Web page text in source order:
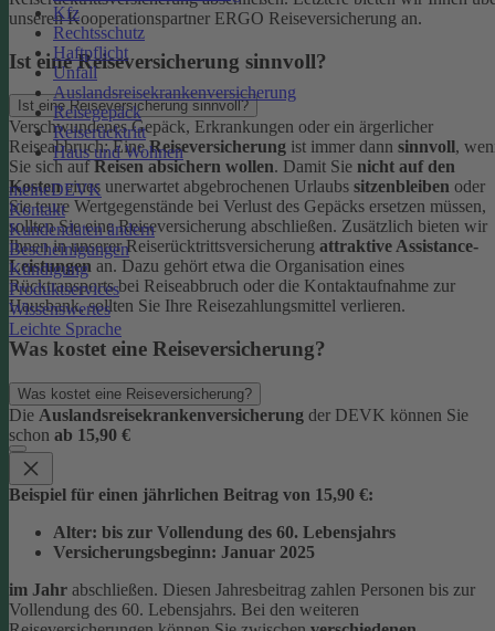
Kfz
Rechtsschutz
Haftpflicht
Unfall
Auslandsreisekrankenversicherung
Reisegepäck
Reiserücktritt
Haus und Wohnen
meineDEVK
Kontakt
Kundendaten ändern
Bescheinigungen
Kündigung
Produktservices
Wissenswertes
Leichte Sprache
unseren Kooperationspartner ERGO Reiseversicherung an.
Ist eine Reiseversicherung sinnvoll?
Ist eine Reiseversicherung sinnvoll?
Verschwundenes Gepäck, Erkrankungen oder ein ärgerlicher
Reiseabbruch: EineReiseversicherung ist immer dann sinnvoll,
Sie sich aufReisen absichern wollen. Damit Sie nicht auf den
Kosteneines unerwartet abgebrochenen Urlaubs sitzenbleiben oder
Sie teure Wertgegenstände bei Verlust des Gepäcks ersetzen müssen,
sollten Sie eine Reiseversicherung abschließen. Zusätzlich bieten wir
Ihnen in unserer Reiserücktrittsversicherung attraktive Assistance-
Leistungen an. Dazu gehört etwa die Organisation eines
Rücktransports bei Reiseabbruch oder die Kontaktaufnahme zur
Hausbank, sollten Sie Ihre Reisezahlungsmittel verlieren.
Was kostet eine Reiseversicherung?
Was kostet eine Reiseversicherung?
Die Auslandsreisekrankenversicherung der DEVK können Sie
schon ab 15,90 €
Beispiel für einen jährlichen Beitrag von 15,90 €:
Alter: bis zur Vollendung des 60. Lebensjahrs
Versicherungsbeginn: Januar 2025
im Jahr abschließen. Diesen Jahresbeitrag zahlen Personen bis zur
Vollendung des 60. Lebensjahrs. Bei den weiteren